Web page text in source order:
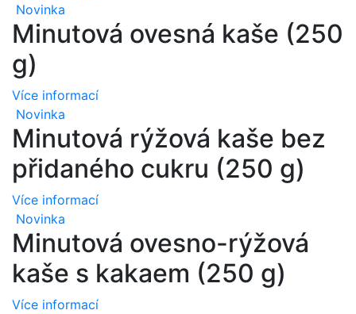
Novinka
Minutová ovesná kaše (250
g)
Více informací
Novinka
Minutová rýžová kaše bez
přidaného cukru (250 g)
Více informací
Novinka
Minutová ovesno-rýžová
kaše s kakaem (250 g)
Více informací